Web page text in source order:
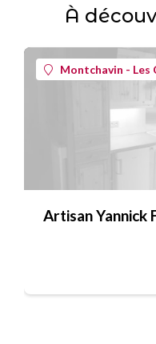
À
Montchavin - Les
Artisan Yannick